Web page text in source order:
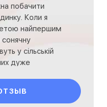
побачити
Коли я
найпершим
у сільській
дуже